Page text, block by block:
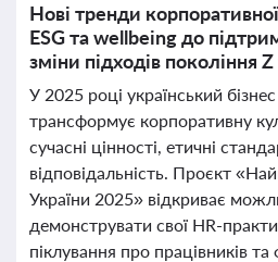
Нові тренди
ESG та wellbeing до
зміни підходів покоління Z
У 2025 році український
трансформує корпоративну
сучасні цінності, етичні
відповідальність. Проєкт
України 2025» відкриває
демонструвати свої HR-
піклування про працівників